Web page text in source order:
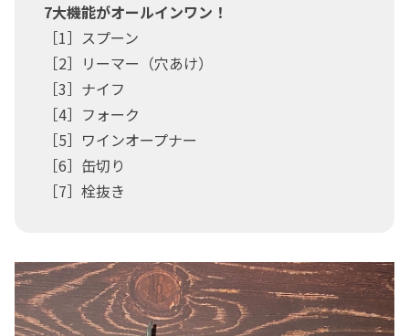
7大機能がオールインワン！
［1］スプーン
［2］リーマー（穴あけ）
［3］ナイフ
［4］フォーク
［5］ワインオープナー
［6］缶切り
［7］栓抜き